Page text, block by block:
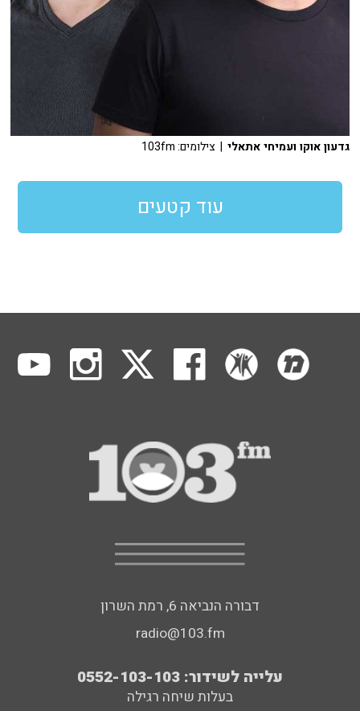
גדעון אוקו ועמיחי אתאלי | צילומים: 103fm
עוד קטעים
דבורה הנביאה 6, רמת השרון
radio@103.fm
עלייה לשידור: 0552-103-103
בעלות שיחה רגילה